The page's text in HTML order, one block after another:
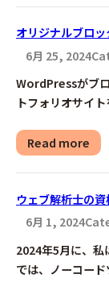
オリジナルブロ
6月 25, 2024
WordPressがブ
トフォリオサイ
Read more
ウェブ解析士の
6月 1, 2024
2024年5月に、私
では、ノーコー